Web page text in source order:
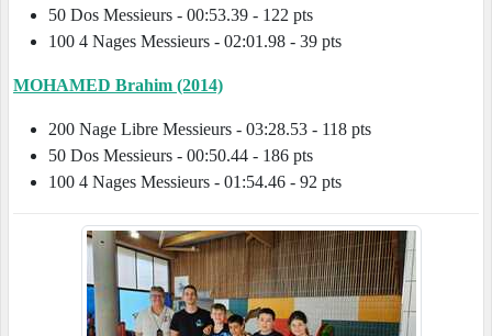
50 Dos Messieurs - 00:53.39 - 122 pts
100 4 Nages Messieurs - 02:01.98 - 39 pts
MOHAMED Brahim (2014)
200 Nage Libre Messieurs - 03:28.53 - 118 pts
50 Dos Messieurs - 00:50.44 - 186 pts
100 4 Nages Messieurs - 01:54.46 - 92 pts